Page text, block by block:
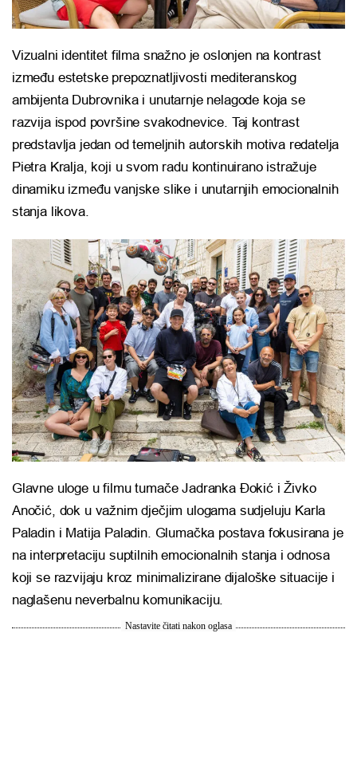
Vizualni identitet filma snažno je oslonjen na kontrast
između estetske prepoznatljivosti mediteranskog
ambijenta Dubrovnika i unutarnje nelagode koja se
razvija ispod površine svakodnevice. Taj kontrast
predstavlja jedan od temeljnih autorskih motiva redatelja
Pietra Kralja, koji u svom radu kontinuirano istražuje
dinamiku između vanjske slike i unutarnjih emocionalnih
stanja likova.
Glavne uloge u filmu tumačeJadranka ĐokićiŽivko
Anočić, dok u važnim dječjim ulogama sudjeluju Karla
Paladini Matija Paladin. Glumačka postava fokusirana je
na interpretaciju suptilnih emocionalnih stanja i odnosa
koji se razvijaju kroz minimalizirane dijaloške situacije i
naglašenu neverbalnu komunikaciju.
Nastavite čitati nakon oglasa